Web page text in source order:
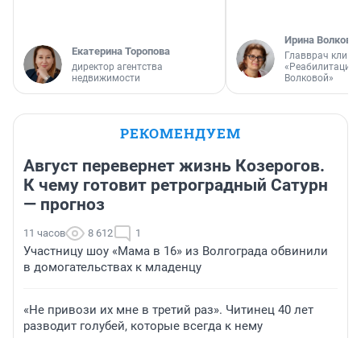
Екатерина Торопова
директор агентства
недвижимости
Ирина Волкова
Главврач
«Реабилитация
Волковой»
РЕКОМЕНДУЕМ
Август перевернет жизнь Козерогов.
К чему готовит ретроградный Сатурн
— прогноз
11 часов 8 612 1
Участницу шоу «Мама в 16» из Волгограда обвинили
в домогательствах к младенцу
«Не привози их мне в третий раз». Читинец 40 лет
разводит голубей, которые всегда к нему